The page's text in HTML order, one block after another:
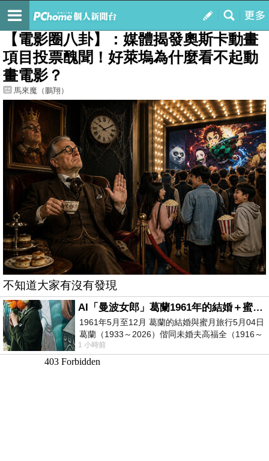
我的
最新文章
【電影圈八卦】：媒體揭發奧斯卡動畫
項目投票醜聞！好萊塢為什麼看不起動
畫電影？
馬來魔（鵬翔）
不知道大家有沒有發現
AI「曼波女郎」葛蘭1961年的結婚＋蜜月旅行 #戀上老電影 #葛蘭 #粟子
1961年5月至12月 葛蘭的結婚與蜜月旅行5月04日
葛蘭（1933～2026）偕同未婚夫高福全（1916～
2004）乘郵輪赴倫敦6月15日於英國倫敦St.S
1 小時前